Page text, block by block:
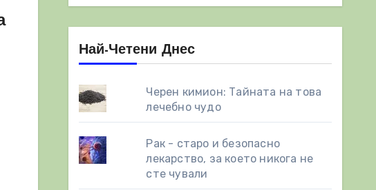
Най-Четени Днес
Черен кимион: Тайната на това
лечебно чудо
Рак - старо и безопасно
лекарство, за което никога не
сте чували